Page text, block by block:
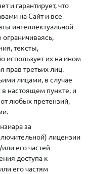
и гарантирует, что
на Сайт и все
интеллектуальной
ограничиваясь,
тексты,
использует их на ином
прав третьих лиц.
лицами, в случае
настоящем пункте, и
любых претензий,
за
лицензии
его частей
доступа к
его частям